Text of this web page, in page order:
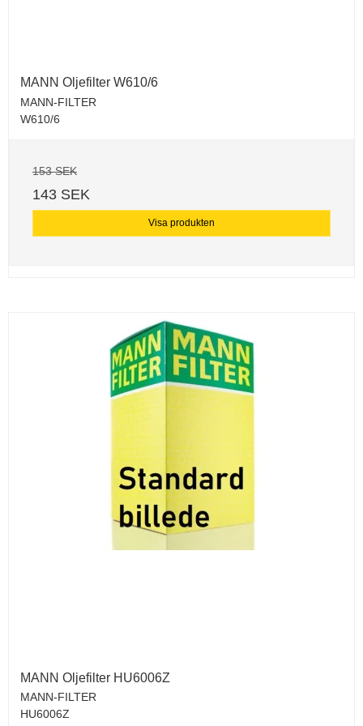
MANN Oljefilter W610/6
MANN-FILTER
W610/6
153 SEK
143 SEK
Visa produkten
MANN Oljefilter HU6006Z
MANN-FILTER
HU6006Z